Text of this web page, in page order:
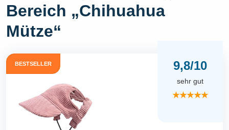
Bereich „Chihuahua
Mütze“
BESTSELLER 9,8/10
sehr gut
★★★★★